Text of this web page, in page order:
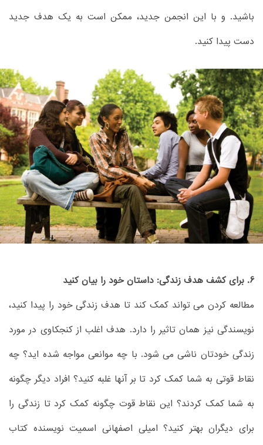
باشید. و با این انجمن جدید، ممکن است به یک هدف جدید
دست پیدا کنید.
6. برای کشف هدف زندگی: داستان خود را بیان کنید
مطالعه کردن می تواند کمک کند تا هدف زندگی خود را پیدا کنید،
نویسندگی نیز همان تاثیر را دارد. هدف اغلب از کنجکاوی در مورد
زندگی خودتان ناشی می شود. با چه موانعی مواجه شده اید؟ چه
نقاط قوتی به شما کمک کرد تا بر آنها غلبه کنید؟ افراد دیگر چگونه
به شما کمک کردند؟ این نقاط قوت چگونه کمک کرد تا زندگی را
برای دیگران بهتر کنید؟ امیلی اصفهانی اسمیت نویسنده کتاب